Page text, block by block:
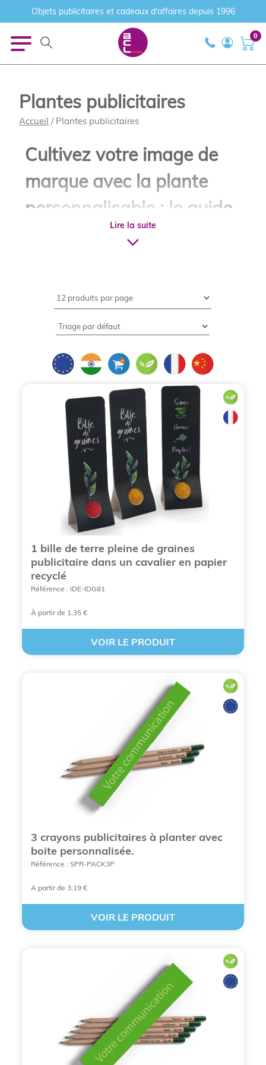
Objets publicitaires et cadeaux d'affaires depuis 1996
0
Plantes publicitaires
Accueil / Plantes publicitaires
Cultivez votre image de
marque avec la plante
personnalisable : le guide
ultime du marketing
Dans un monde où la responsabilité sociétale des
entreprises (RSE) n'est plus une option mais un
faire peau neuve. Terminé l'époque des gadgets
croissance et à la durabilité. La
plante
personnalisables'impose aujourd'hui comme
l'ambassadeur le plus puissant de vos valeurs
environnementales. En offrant un être vivant à vos
clients ou collaborateurs, vous ne distribuez pas
seulement un
objet publicitaire
, vous semez une
graine de confiance qui grandira au fil des jours sur
un bureau ou un rebord de fenêtre. Depuis 1996,
BCL Conceptaccompagne les professionnels dans
cette transition vers une communication plus
"verte" et plus humaine, en proposant une gamme
plantes publicitaires et de kits de
plantation publicitaires
PERSONNALISER VOS PLANTES PUBLICITAIRES
Pourquoi les entreprises
Lire la suite
1 bille de terre pleine de graines
publicitaire dans un cavalier en papier
recyclé
Référence : IDE-IDG81
À partir de 1,35 €
VOIR LE PRODUIT
3 crayons publicitaires à planter avec
boite personnalisée.
Référence : SPR-PACK3P
A partir de 3,19 €
VOIR LE PRODUIT